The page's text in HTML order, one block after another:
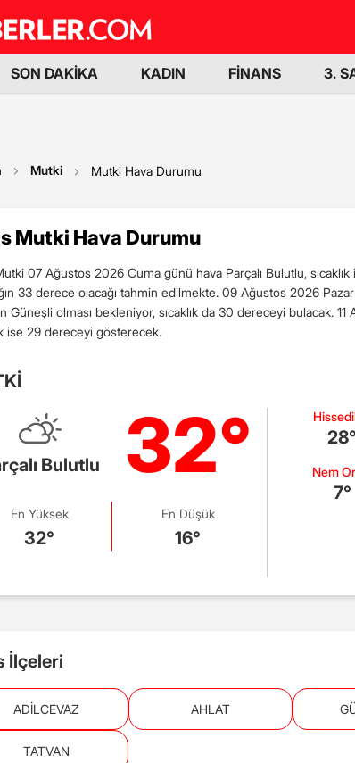
SON DAKİKA KADIN FİNANS 3.
Mutki Mutki Hava Durumu
Mutki Hava Durumu
07 Ağustos 2026 Cuma günü hava Parçalı Bulutlu,
33 derece olacağı tahmin edilmekte. 09 Ağustos 2026
Güneşli olması bekleniyor, sıcaklık da 30 dereceyi bulacak.
ise 29 dereceyi gösterecek.
Bulutlu 32°
En Yüksek
32°
En Düşük
16°
28°
Nem
7°
İlçeleri
ADİLCEVAZ AHLAT
TATVAN